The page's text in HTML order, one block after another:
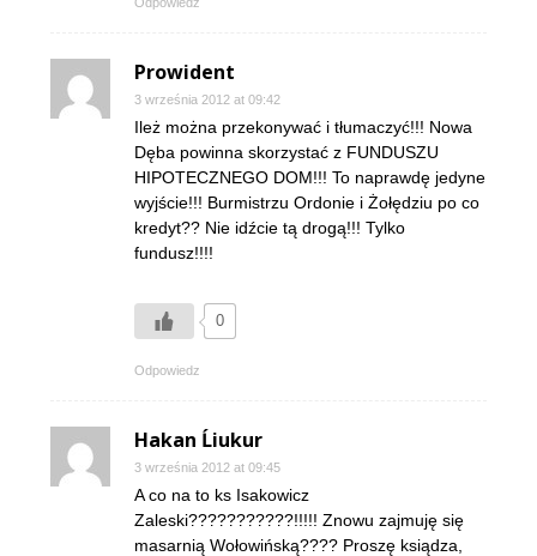
Prowident
3 września 2012 at 09:42
Ileż można przekonywać i tłumaczyć!!! Nowa
Dęba powinna skorzystać z FUNDUSZU
HIPOTECZNEGO DOM!!! To naprawdę jedyne
wyjście!!! Burmistrzu Ordonie i Żołędziu po co
kredyt?? Nie idźcie tą drogą!!! Tylko
fundusz!!!!
0
Odpowiedz
Hakan Ĺiukur
3 września 2012 at 09:45
A co na to ks Isakowicz
Zaleski???????????!!!!! Znowu zajmuję się
masarnią Wołowińską???? Proszę ksiądza,